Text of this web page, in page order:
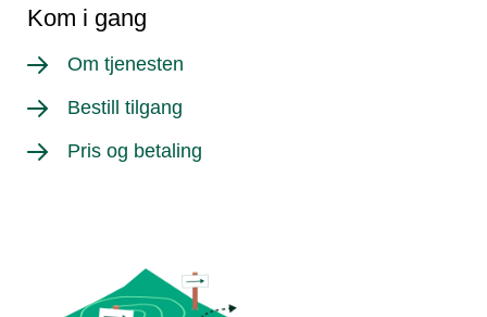
Kom i gang
Om tjenesten
Bestill tilgang
Pris og betaling